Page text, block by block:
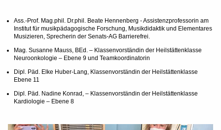
Ass.-Prof. Mag.phil. Dr.phil. Beate Hennenberg - Assistenzprofessorin am
Institut für musikpädagogische Forschung, Musikdidaktik und Elementares
Musizieren, Sprecherin der Senats-AG Barrierefrei.
Mag. Susanne Mauss, BEd. – Klassenvorständin der Heilstättenklasse
Neuroonkologie – Ebene 9 und Teamkoordinatorin
Dipl. Päd. Elke Huber-Lang, Klassenvorständin der Heilstättenklasse
Ebene 11
Dipl. Päd. Nadine Konrad, – Klassenvorständin der Heilstättenklasse
Kardiologie – Ebene 8